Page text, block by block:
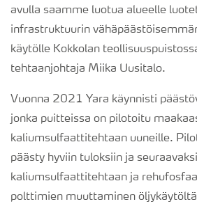
avulla saamme luotua alueelle
infrastruktuurin
käytölle Kokkolan
tehtaanjohtaja Miika Uusitalo.
Vuonna 2021 Yara käynnisti
jonka puitteissa on pilotoitu
kaliumsulfaattitehtaan uuneille.
päästy hyviin tuloksiin ja
kaliumsulfaattitehtaan ja
polttimien muuttaminen